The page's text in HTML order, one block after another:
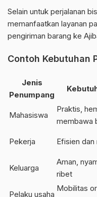
Selain untuk perjalanan
memanfaatkan layanan
pengiriman barang ke
Contoh Kebutuhan
Jenis
Penumpang
Mahasiswa
Praktis,
membawa
Pekerja Efisien dan
Keluarga
Aman,
ribet
Pelaku usaha
Mobilitas